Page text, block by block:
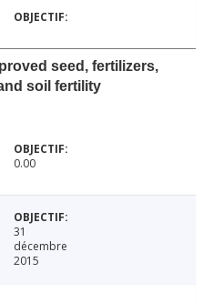
seed, fertilizers,
soil fertility
0.00
31
décembre
2015